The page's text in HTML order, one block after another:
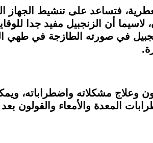
فتساعد على تنشيط
أن الزنجبيل مفيد جدا
في صورته الطازجة في طهي
وعلاج مشكلاته واضطراباته،
المعدة والأمعاء والقولون